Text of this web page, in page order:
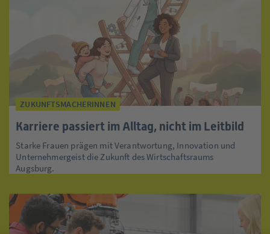
ZUKUNFTSMACHERINNEN
Karriere passiert im Alltag, nicht im Leitbild
Starke Frauen prägen mit Verantwortung, Innovation und
Unternehmergeist die Zukunft des Wirtschaftsraums
Augsburg.